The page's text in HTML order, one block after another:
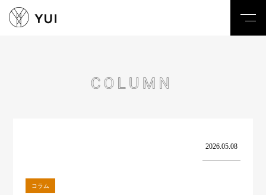
2026.05.08
コラム